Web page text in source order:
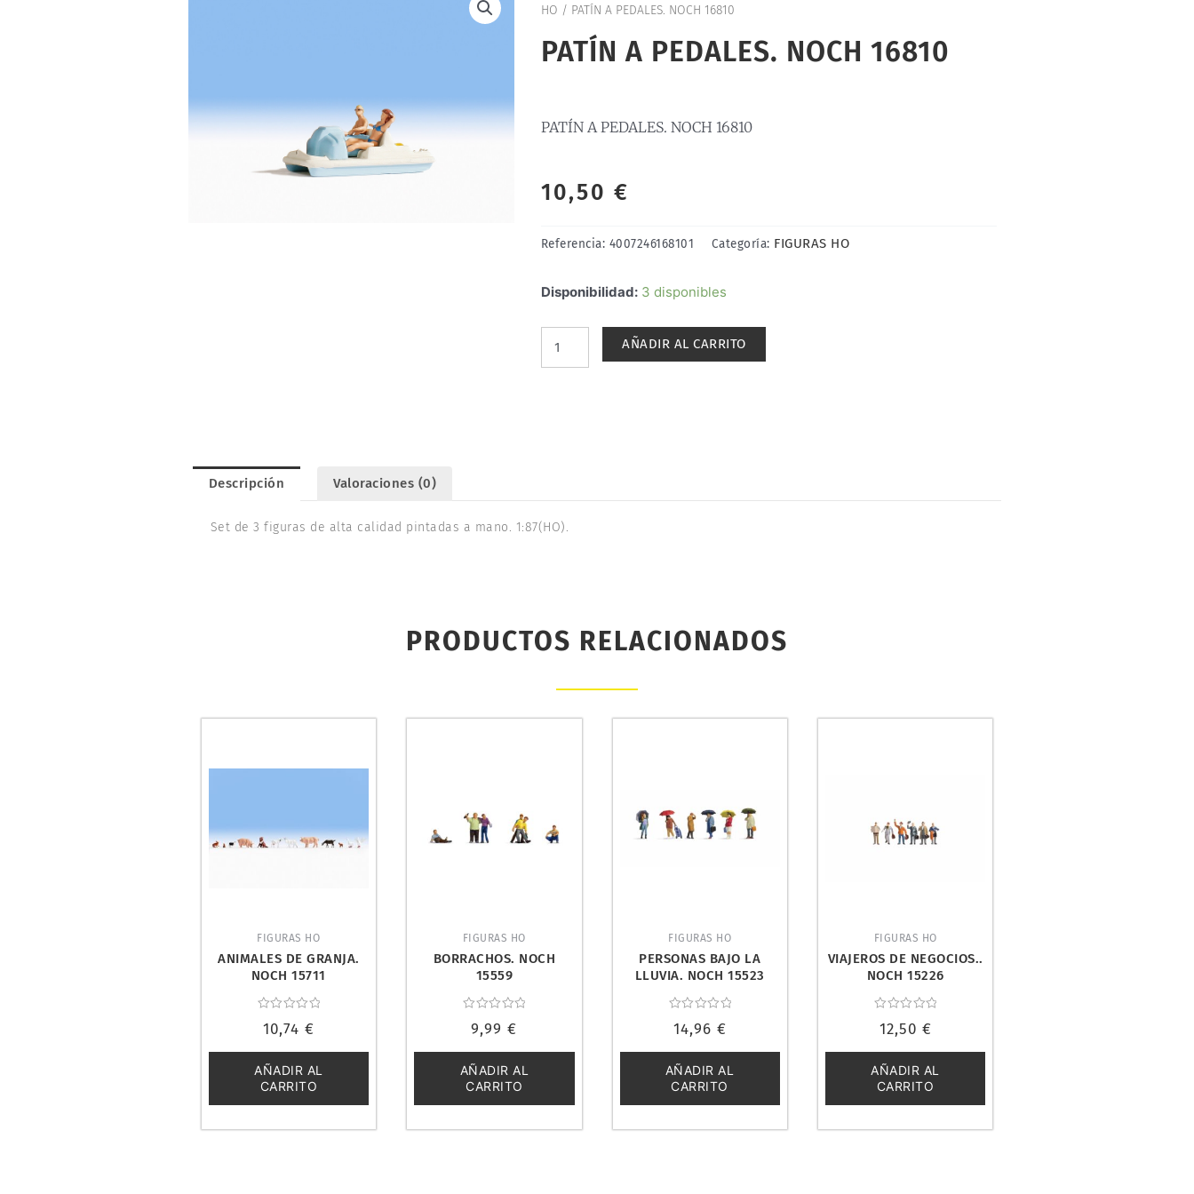
HO / PATÍN A PEDALES. NOCH 16810
PATÍN A PEDALES. NOCH 16810
PATÍN A PEDALES. NOCH 16810
10,50 €
Referencia: 4007246168101 Categoría: FIGURAS HO
Disponibilidad: 3 disponibles
PATÍN
NOCH
AÑADIR AL CARRITO
Descripción Valoraciones (0)
Set de 3 figuras de alta calidad pintadas a mano. 1:87(HO).
PRODUCTOS RELACIONADOS
FIGURAS HO
ANIMALES DE GRANJA.
NOCH 15711
con
de
5
10,74 €
AÑADIR AL
CARRITO
FIGURAS HO
BORRACHOS. NOCH
15559
con
de
5
9,99€
AÑADIR AL
CARRITO
FIGURAS HO
PERSONAS BAJO LA
LLUVIA. NOCH 15523
con
de
5
14,96 €
AÑADIR AL
CARRITO
FIGURAS HO
VIAJEROS DE NEGOCIOS..
NOCH 15226
con
de
5
12,50 €
AÑADIR AL
CARRITO